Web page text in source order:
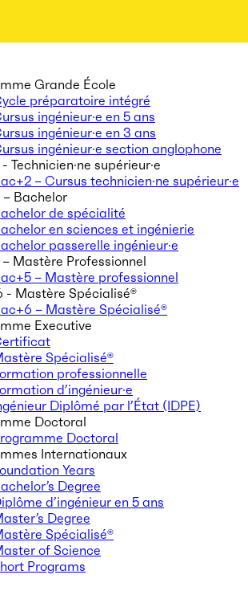
Grande École
préparatoire intégré
ingénieur·e en 5 ans
ingénieur·e en 3 ans
ingénieur·e section anglophone
Technicien·ne supérieur·e
– Cursus technicien·ne supérieur·e
Bachelor
de spécialité
en sciences et ingénierie
passerelle ingénieur·e
Mastère Professionnel
– Mastère professionnel
- Mastère Spécialisé®
– Mastère Spécialisé®
Executive
Spécialisé®
professionnelle
d’ingénieur·e
Diplômé par l’État (IDPE)
Doctoral
Doctoral
Internationaux
Years
Degree
d’ingénieur en 5 ans
Degree
Spécialisé®
of Science
Programs